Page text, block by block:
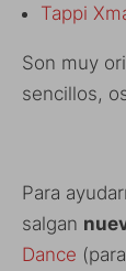
Tappi
Son muy
sencillos,
Para
salgan
Dance